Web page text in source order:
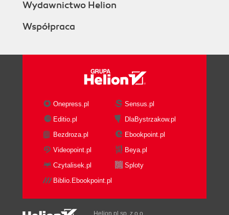
Wydawnictwo Helion
Współpraca
Onepress.pl
Sensus.pl
Editio.pl
DlaBystrzakow.pl
Bezdroza.pl
Ebookpoint.pl
Videopoint.pl
Beya.pl
Czytalisek.pl
Sploty
Biblio.Ebookpoint.pl
Helion.pl sp. z o.o.